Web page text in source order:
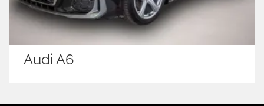
Audi A4